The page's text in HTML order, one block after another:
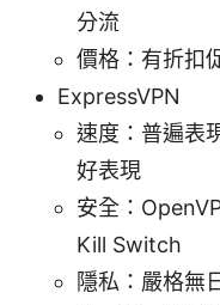
分流
價格：有折扣
ExpressVPN
速度：普遍表
好表現
安全：
Kill Switch
隱私：嚴格無